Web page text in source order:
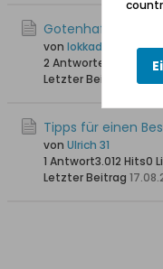
Gotenhafen
von lokkadis
2 Antworten
16.656
Letzter Beitrag
Tipps für einen
von Ulrich 31
1 Antwort3.012 Hits0
Letzter Beitrag